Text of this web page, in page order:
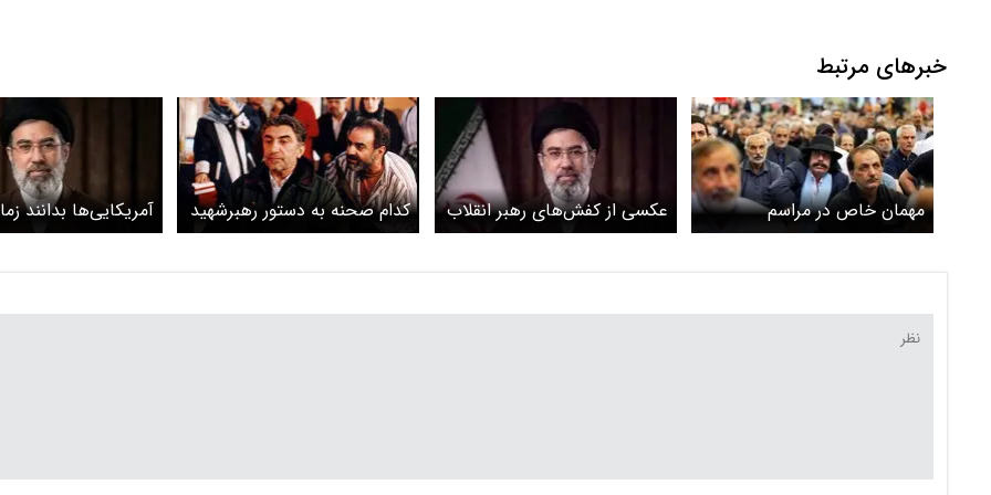
خبرهای مرتبط
مهمان خاص در مراسم
گرامیداشت ۴ عضو شهید
عکسی از کفش‌های رهبر انقلاب
که در رسانه‌ها منتشر شد
کدام صحنه به دستور رهبرشهید
انقلاب به آژانس شیشه ای
آمریکایی‌ها بدانند
عقب برنخواهد گشت